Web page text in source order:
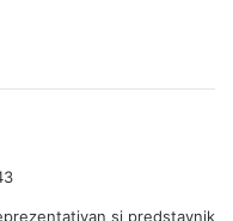
si predstavnik